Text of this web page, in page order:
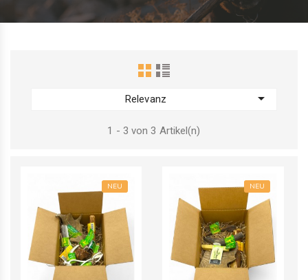
Relevanz 
1 - 3 von 3 Artikel(n)
NEU NEU